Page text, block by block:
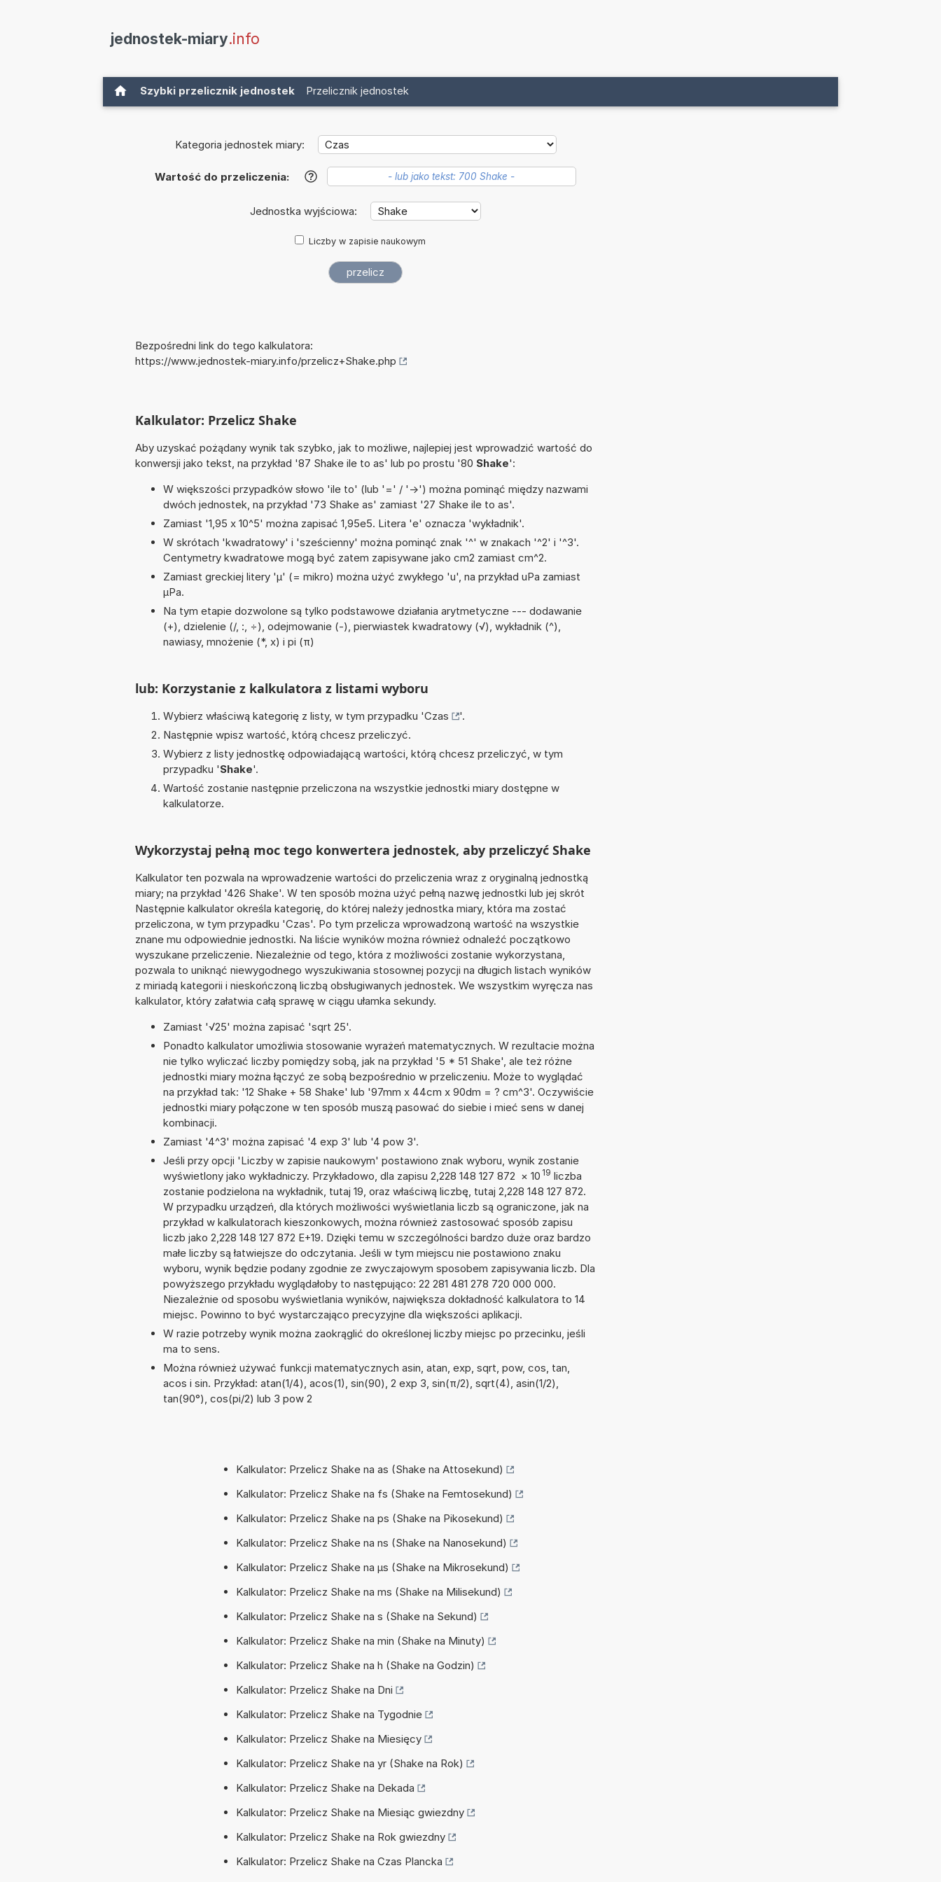
jednostek-miary.info
Szybki przelicznik jednostek Przelicznik jednostek
Kategoria jednostek miary:
Wartość do przeliczenia: ?
Jednostka wyjściowa:
Liczby w zapisie naukowym
Bezpośredni link do tego kalkulatora:
https://www.jednostek-miary.info/przelicz+Shake.php
Kalkulator: Przelicz Shake
Aby uzyskać pożądany wynik tak szybko, jak to możliwe, najlepiej jest wprowadzić wartość do
konwersji jako tekst, na przykład '87 Shake ile to as' lub po prostu '80 Shake':
W większości przypadków słowo 'ile to' (lub '=' / '->') można pominąć między nazwami
dwóch jednostek, na przykład '73 Shake as' zamiast '27 Shake ile to as'.
Zamiast '1,95 x 10^5' można zapisać 1,95e5. Litera 'e' oznacza 'wykładnik'.
W skrótach 'kwadratowy' i 'sześcienny' można pominąć znak '^' w znakach '^2' i '^3'.
Centymetry kwadratowe mogą być zatem zapisywane jako cm2 zamiast cm^2.
Zamiast greckiej litery 'µ' (= mikro) można użyć zwykłego 'u', na przykład uPa zamiast
µPa.
Na tym etapie dozwolone są tylko podstawowe działania arytmetyczne --- dodawanie
(+), dzielenie (/, :, ÷), odejmowanie (-), pierwiastek kwadratowy (√), wykładnik (^),
nawiasy, mnożenie (*, x) i pi (π)
lub: Korzystanie z kalkulatora z listami wyboru
Wybierz właściwą kategorię z listy, w tym przypadku 'Czas
'.
Następnie wpisz wartość, którą chcesz przeliczyć.
Wybierz z listy jednostkę odpowiadającą wartości, którą chcesz przeliczyć, w tym
przypadku 'Shake'.
Wartość zostanie następnie przeliczona na wszystkie jednostki miary dostępne w
kalkulatorze.
Wykorzystaj pełną moc tego konwertera jednostek, aby przeliczyć Shake
Kalkulator ten pozwala na wprowadzenie wartości do przeliczenia wraz z oryginalną jednostką
miary; na przykład '426 Shake'. W ten sposób można użyć pełną nazwę jednostki lub jej skrót
Następnie kalkulator określa kategorię, do której należy jednostka miary, która ma zostać
przeliczona, w tym przypadku 'Czas'. Po tym przelicza wprowadzoną wartość na wszystkie
znane mu odpowiednie jednostki. Na liście wyników można również odnaleźć początkowo
wyszukane przeliczenie. Niezależnie od tego, która z możliwości zostanie wykorzystana,
pozwala to uniknąć niewygodnego wyszukiwania stosownej pozycji na długich listach wyników
z miriadą kategorii i nieskończoną liczbą obsługiwanych jednostek. We wszystkim wyręcza nas
kalkulator, który załatwia całą sprawę w ciągu ułamka sekundy.
Zamiast '√25' można zapisać 'sqrt 25'.
Ponadto kalkulator umożliwia stosowanie wyrażeń matematycznych. W rezultacie można
nie tylko wyliczać liczby pomiędzy sobą, jak na przykład '5 * 51 Shake', ale też różne
jednostki miary można łączyć ze sobą bezpośrednio w przeliczeniu. Może to wyglądać
na przykład tak: '12 Shake + 58 Shake' lub '97mm x 44cm x 90dm = ? cm^3'. Oczywiście
jednostki miary połączone w ten sposób muszą pasować do siebie i mieć sens w danej
kombinacji.
Zamiast '4^3' można zapisać '4 exp 3' lub '4 pow 3'.
Jeśli przy opcji 'Liczby w zapisie naukowym' postawiono znak wyboru, wynik zostanie
wyświetlony jako wykładniczy. Przykładowo, dla zapisu 2,228 148 127 872 × 10 19 liczba
zostanie podzielona na wykładnik, tutaj 19, oraz właściwą liczbę, tutaj 2,228 148 127 872.
W przypadku urządzeń, dla których możliwości wyświetlania liczb są ograniczone, jak na
przykład w kalkulatorach kieszonkowych, można również zastosować sposób zapisu
liczb jako 2,228 148 127 872 E+19. Dzięki temu w szczególności bardzo duże oraz bardzo
małe liczby są łatwiejsze do odczytania. Jeśli w tym miejscu nie postawiono znaku
wyboru, wynik będzie podany zgodnie ze zwyczajowym sposobem zapisywania liczb. Dla
powyższego przykładu wyglądałoby to następująco: 22 281 481 278 720 000 000.
Niezależnie od sposobu wyświetlania wyników, największa dokładność kalkulatora to 14
miejsc. Powinno to być wystarczająco precyzyjne dla większości aplikacji.
W razie potrzeby wynik można zaokrąglić do określonej liczby miejsc po przecinku, jeśli
ma to sens.
Można również używać funkcji matematycznych asin, atan, exp, sqrt, pow, cos, tan,
acos i sin. Przykład: atan(1/4), acos(1), sin(90), 2 exp 3, sin(π/2), sqrt(4), asin(1/2),
tan(90°), cos(pi/2) lub 3 pow 2
Kalkulator: Przelicz Shake na as (Shake na Attosekund)
Kalkulator: Przelicz Shake na fs (Shake na Femtosekund)
Kalkulator: Przelicz Shake na ps (Shake na Pikosekund)
Kalkulator: Przelicz Shake na ns (Shake na Nanosekund)
Kalkulator: Przelicz Shake na µs (Shake na Mikrosekund)
Kalkulator: Przelicz Shake na ms (Shake na Milisekund)
Kalkulator: Przelicz Shake na s (Shake na Sekund)
Kalkulator: Przelicz Shake na min (Shake na Minuty)
Kalkulator: Przelicz Shake na h (Shake na Godzin)
Kalkulator: Przelicz Shake na Dni
Kalkulator: Przelicz Shake na Tygodnie
Kalkulator: Przelicz Shake na Miesięcy
Kalkulator: Przelicz Shake na yr (Shake na Rok)
Kalkulator: Przelicz Shake na Dekada
Kalkulator: Przelicz Shake na Miesiąc gwiezdny
Kalkulator: Przelicz Shake na Rok gwiezdny
Kalkulator: Przelicz Shake na Czas Plancka